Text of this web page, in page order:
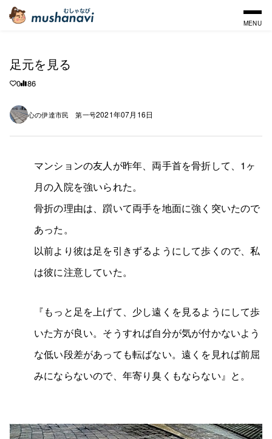
MENU
足元を見る
0 86
心の伊達市民 第一号2021年07月16日
マンションの友人が昨年、両手首を骨折して、1ヶ
月の入院を強いられた。
骨折の理由は、躓いて両手を地面に強く突いたので
あった。
以前より彼は足を引きずるようにして歩くので、私
は彼に注意していた。
『もっと足を上げて、少し遠くを見るようにして歩
いた方が良い。そうすれば自分が気が付かないよう
な低い段差があっても転ばない。遠くを見れば前屈
みにならないので、年寄り臭くもならない』と。